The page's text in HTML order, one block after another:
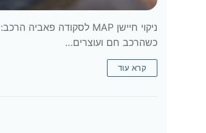
כשהרכב חם ועוצרים…
קרא עוד